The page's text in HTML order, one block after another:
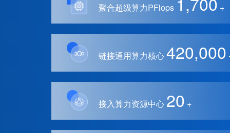
聚合超级算力PFlops +
链接通用算力核心 420,000
接入算力资源中心 20 +